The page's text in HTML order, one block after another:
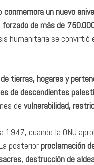
conmemora un nuevo
forzado de más de
humanitaria se convirtió
tierras, hogares y
de descendientes
de vulnerabilidad,
1947, cuando la ONU
posteriorproclamación
destrucción de